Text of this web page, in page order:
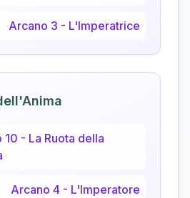
Arcano 3 - L'Imperatrice
10 - La Ruota della
Arcano 4 - L'Imperatore